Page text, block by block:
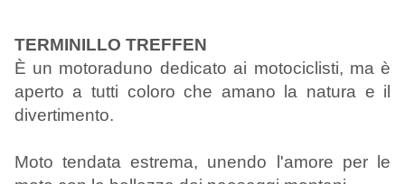
TERMINILLO TREFFEN
È un motoraduno dedicato ai motociclisti, ma è
aperto a tutti coloro che amano la natura e il
divertimento.
Moto tendata estrema, unendo l'amore per le